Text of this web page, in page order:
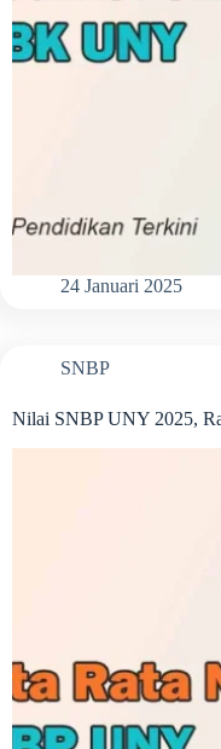
24 Januari 2025
SNBP
Nilai SNBP UNY 2025,